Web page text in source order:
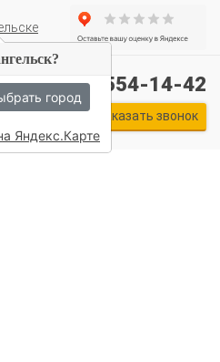
+7 (911) 554-14-42
Заказать звонок
город
Яндекс.Карте